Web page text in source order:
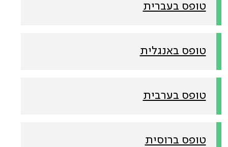
טופס בעברית
טופס באנגלית
טופס בערבית
טופס ברוסית